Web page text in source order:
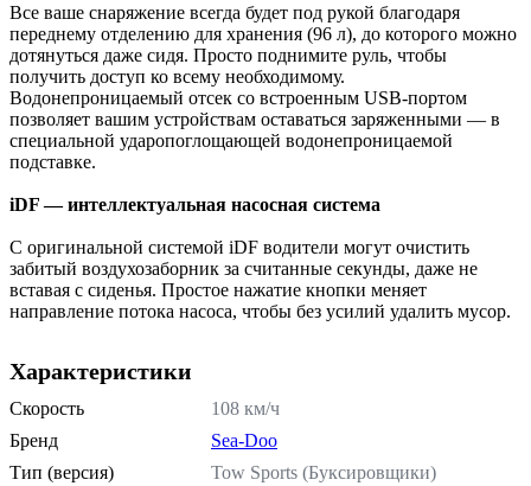
Все ваше снаряжение всегда будет под рукой благодаря
переднему отделению для хранения (96 л), до которого можно
дотянуться даже сидя. Просто поднимите руль, чтобы
получить доступ ко всему необходимому.
Водонепроницаемый отсек со встроенным USB-портом
позволяет вашим устройствам оставаться заряженными — в
специальной ударопоглощающей водонепроницаемой
подставке.
iDF — интеллектуальная насосная система
С оригинальной системой iDF водители могут очистить
забитый воздухозаборник за считанные секунды, даже не
вставая с сиденья. Простое нажатие кнопки меняет
направление потока насоса, чтобы без усилий удалить мусор.
Характеристики
Скорость
108 км/ч
Бренд
Sea-Doo
Тип (версия)
Tow Sports (Буксировщики)